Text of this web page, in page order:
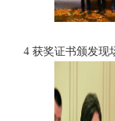
4 获奖证书颁发现